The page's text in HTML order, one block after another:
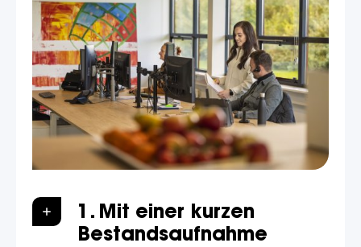
1. Mit einer kurzen
Bestandsaufnahme